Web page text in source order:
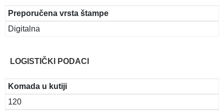
Preporučena vrsta štampe
Digitalna
LOGISTIČKI PODACI
Komada u kutiji
120